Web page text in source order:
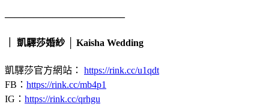
————————————–
｜ 凱驛莎婚紗 │ Kaisha Wedding
凱驛莎官方網站： https://rink.cc/u1qdt
FB： https://rink.cc/mb4p1
IG： https://rink.cc/qrhgu